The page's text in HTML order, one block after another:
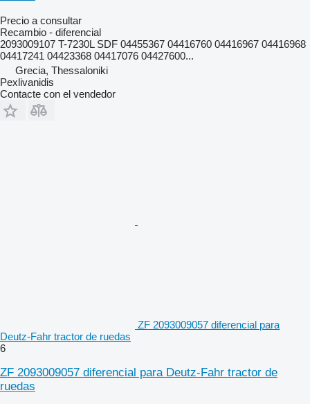
Precio a consultar
Recambio - diferencial
2093009107 T-7230L SDF 04455367 04416760 04416967 04416968
04417241 04423368 04417076 04427600...
Grecia, Thessaloniki
Pexlivanidis
Contacte con el vendedor
ZF 2093009057 diferencial para
Deutz-Fahr tractor de ruedas
6
ZF 2093009057 diferencial para Deutz-Fahr tractor de
ruedas